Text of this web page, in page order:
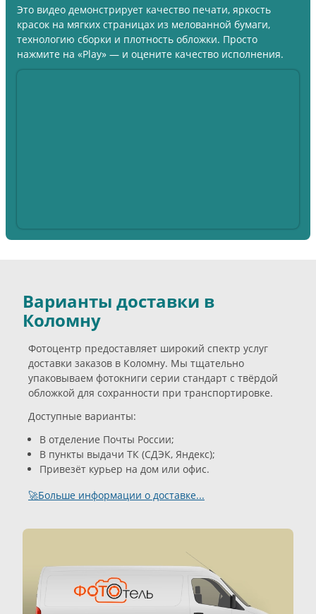
Это видео демонстрирует качество печати, яркость
красок на мягких страницах из мелованной бумаги,
технологию сборки и плотность обложки. Просто
нажмите на «Play» — и оцените качество исполнения.
Варианты доставки в
Коломну
Фотоцентр предоставляет широкий спектр услуг
доставки заказов в Коломну. Мы тщательно
упаковываем фотокниги серии стандарт с твёрдой
обложкой для сохранности при транспортировке.
Доступные варианты:
В отделение Почты России;
В пункты выдачи ТК (СДЭК, Яндекс);
Привезёт курьер на дом или офис.
🚀Больше информации о доставке...